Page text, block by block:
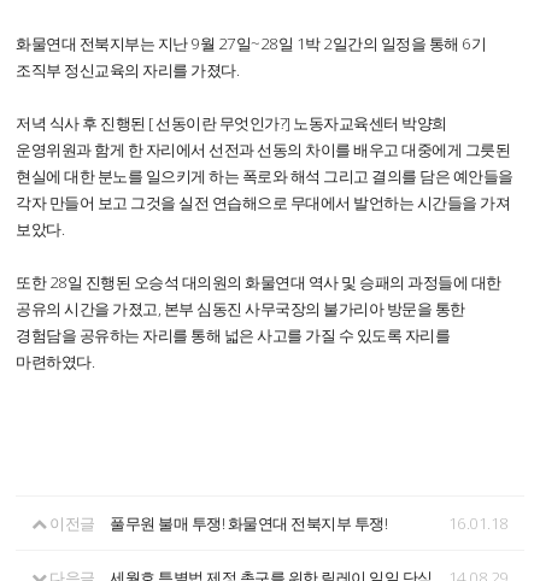
화물연대 전북지부는 지난 9월 27일~28일 1박 2일간의 일정을 통해 6기
조직부 정신교육의 자리를 가졌다.
저녁 식사 후 진행된 [ 선동이란 무엇인가?] 노동자교육센터 박양희
운영위원과 함게 한 자리에서 선전과 선동의 차이를 배우고 대중에게 그릇된
현실에 대한 분노를 일으키게 하는 폭로와 해석 그리고 결의를 담은 예안들을
각자 만들어 보고 그것을 실전 연습해으로 무대에서 발언하는 시간들을 가져
보았다.
또한 28일 진행된 오승석 대의원의 화물연대 역사 및 승패의 과정들에 대한
공유의 시간을 가졌고, 본부 심동진 사무국장의 불가리아 방문을 통한
경험담을 공유하는 자리를 통해 넓은 사고를 가질 수 있도록 자리를
마련하였다.
이전글 풀무원 불매 투쟁! 화물연대 전북지부 투쟁! 16.01.18